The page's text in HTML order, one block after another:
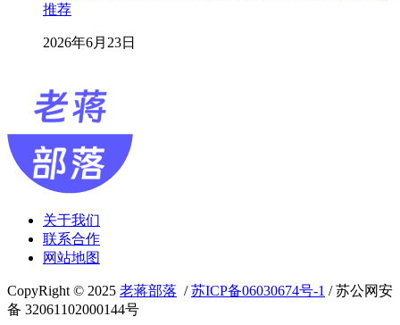
推荐
2026年6月23日
关于我们
联系合作
网站地图
CopyRight © 2025 老蒋部落 /苏ICP备06030674号-1 / 苏公网安
备 32061102000144号